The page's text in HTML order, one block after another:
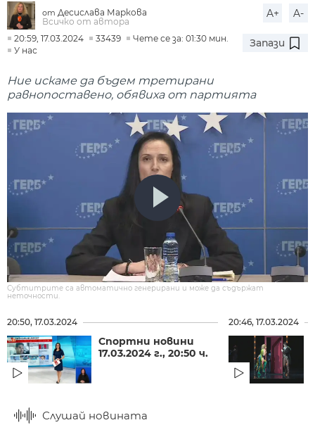
от Десислава Маркова
Всичко от автора
A+ A-
20:59, 17.03.2024 33439
Чете се за: 01:30 мин.
У нас
Запази
Ние искаме да бъдем третирани
равнопоставено, обявиха от партията
Субтитрите са автоматично генерирани и може да съдържат
неточности.
20:50, 17.03.2024
Спортни новини
17.03.2024 г., 20:50 ч.
20:46, 17.03.2024
Слушай новината